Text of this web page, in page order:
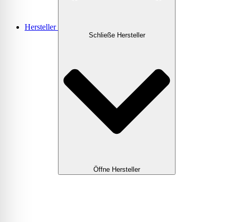
Hersteller
Schließe Hersteller
Öffne Hersteller